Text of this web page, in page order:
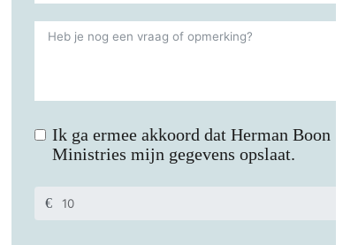
Ik ga ermee akkoord dat Herman Boon
Ministries mijn gegevens opslaat.
€